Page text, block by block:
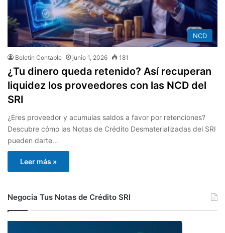
NCD
Boletín Contable junio 1, 2026 181
¿Tu dinero queda retenido? Así recuperan
liquidez los proveedores con las NCD del
SRI
¿Eres proveedor y acumulas saldos a favor por retenciones?
Descubre cómo las Notas de Crédito Desmaterializadas del SRI
pueden darte…
Leer más »
Negocia Tus Notas de Crédito SRI